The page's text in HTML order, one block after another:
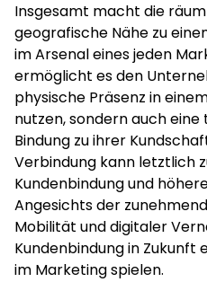
Insgesamt macht die
geografische Nähe zu
im Arsenal eines jeden
ermöglicht es den
physische Präsenz in
nutzen, sondern auch
Bindung zu ihrer
Verbindung kann letztlich
Kundenbindung und
Angesichts der
Mobilität und digitaler
Kundenbindung in Zukunft
im Marketing spielen.